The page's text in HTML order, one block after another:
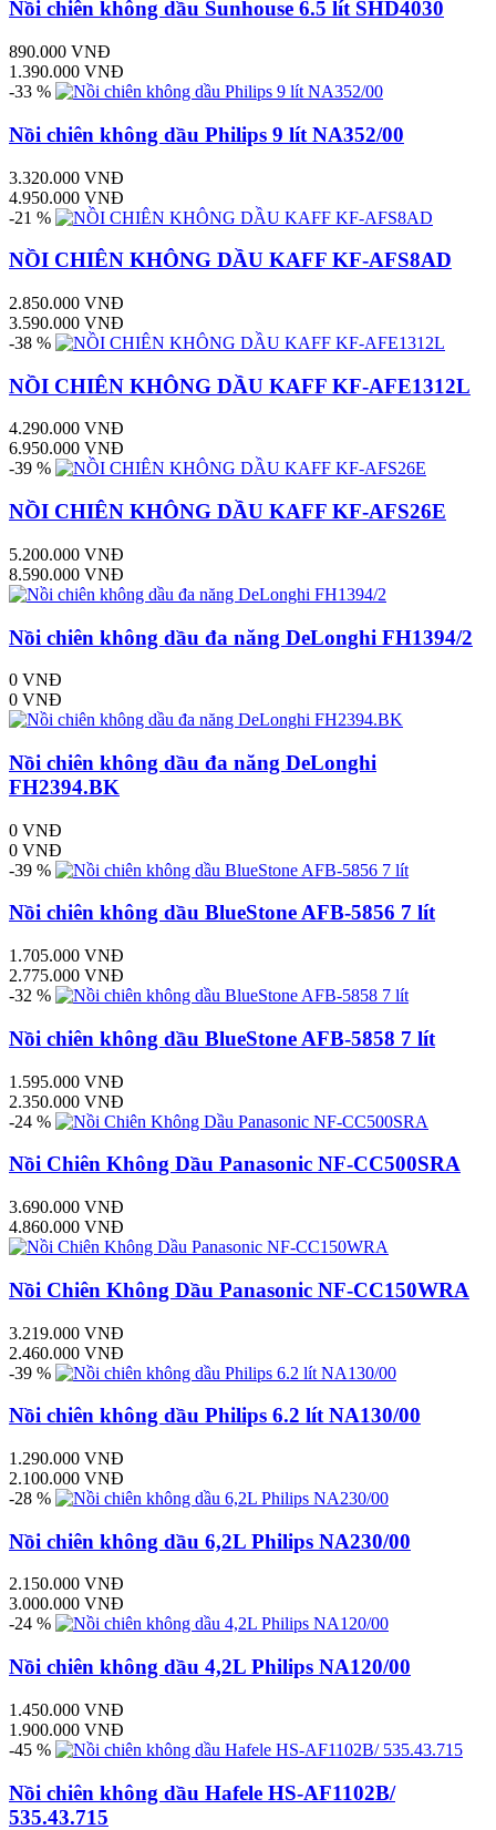
Nồi chiên không dầu Sunhouse 6.5 lít SHD4030
890.000 VNĐ
1.390.000 VNĐ
-33 %
Nồi chiên không dầu Philips 9 lít NA352/00
3.320.000 VNĐ
4.950.000 VNĐ
-21 %
NỒI CHIÊN KHÔNG DẦU KAFF KF-AFS8AD
2.850.000 VNĐ
3.590.000 VNĐ
-38 %
NỒI CHIÊN KHÔNG DẦU KAFF KF-AFE1312L
4.290.000 VNĐ
6.950.000 VNĐ
-39 %
NỒI CHIÊN KHÔNG DẦU KAFF KF-AFS26E
5.200.000 VNĐ
8.590.000 VNĐ
Nồi chiên không dầu đa năng DeLonghi FH1394/2
0 VNĐ
0 VNĐ
Nồi chiên không dầu đa năng DeLonghi
FH2394.BK
0 VNĐ
0 VNĐ
-39 %
Nồi chiên không dầu BlueStone AFB-5856 7 lít
1.705.000 VNĐ
2.775.000 VNĐ
-32 %
Nồi chiên không dầu BlueStone AFB-5858 7 lít
1.595.000 VNĐ
2.350.000 VNĐ
-24 %
Nồi Chiên Không Dầu Panasonic NF-CC500SRA
3.690.000 VNĐ
4.860.000 VNĐ
Nồi Chiên Không Dầu Panasonic NF-CC150WRA
3.219.000 VNĐ
2.460.000 VNĐ
-39 %
Nồi chiên không dầu Philips 6.2 lít NA130/00
1.290.000 VNĐ
2.100.000 VNĐ
-28 %
Nồi chiên không dầu 6,2L Philips NA230/00
2.150.000 VNĐ
3.000.000 VNĐ
-24 %
Nồi chiên không dầu 4,2L Philips NA120/00
1.450.000 VNĐ
1.900.000 VNĐ
-45 %
Nồi chiên không dầu Hafele HS-AF1102B/
535.43.715